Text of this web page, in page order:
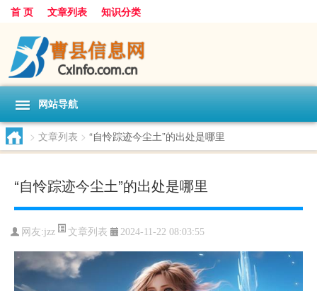
首 页 文章列表 知识分类
网站导航
> 文章列表 > “自怜踪迹今尘土”的出处是哪里
“自怜踪迹今尘土”的出处是哪里
网友:jzz 文章列表 2024-11-22 08:03:55